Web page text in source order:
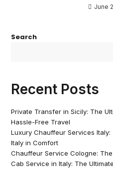
June
Search
Recent Posts
Private Transfer in Sicily: The
Hassle-Free Travel
Luxury Chauffeur Services Italy:
Italy in Comfort
Chauffeur Service Cologne:
Cab Service in Italy: The